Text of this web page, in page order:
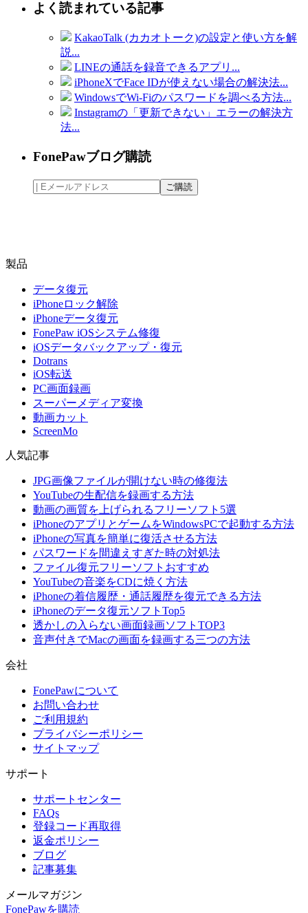
よく読まれている記事
KakaoTalk (カカオトーク)の設定と使い方を解
説...
LINEの通話を録音できるアプリ...
iPhoneXでFace IDが使えない場合の解決法...
WindowsでWi-Fiのパスワードを調べる方法...
Instagramの「更新できない」エラーの解決方
法...
FonePawブログ購読
製品
データ復元
iPhoneロック解除
iPhoneデータ復元
FonePaw iOSシステム修復
iOSデータバックアップ・復元
Dotrans
iOS転送
PC画面録画
スーパーメディア変換
動画カット
ScreenMo
人気記事
JPG画像ファイルが開けない時の修復法
YouTubeの生配信を録画する方法
動画の画質を上げられるフリーソフト5選
iPhoneのアプリとゲームをWindowsPCで起動する方法
iPhoneの写真を簡単に復活させる方法
パスワードを間違えすぎた時の対処法
ファイル復元フリーソフトおすすめ
YouTubeの音楽をCDに焼く方法
iPhoneの着信履歴・通話履歴を復元できる方法
iPhoneのデータ復元ソフトTop5
透かしの入らない画面録画ソフトTOP3
音声付きでMacの画面を録画する三つの方法
会社
FonePawについて
お問い合わせ
ご利用規約
プライバシーポリシー
サイトマップ
サポート
サポートセンター
FAQs
登録コード再取得
返金ポリシー
ブログ
記事募集
メールマガジン
FonePawを購読